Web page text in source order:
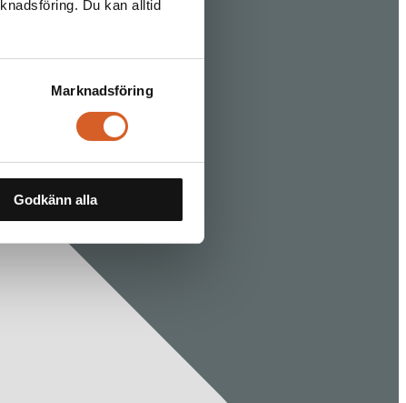
Du kan alltid
Marknadsföring
Godkänn alla